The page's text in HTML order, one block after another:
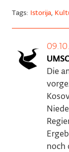
Tags: Istorija,
Die
noch